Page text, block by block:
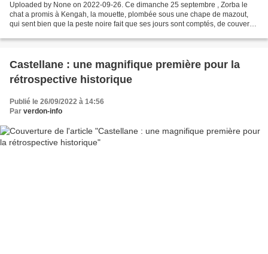
Uploaded by None on 2022-09-26. Ce dimanche 25 septembre , Zorba le
chat a promis à Kengah, la mouette, plombée sous une chape de mazout,
qui sent bien que la peste noire fait que ses jours sont comptés, de couver
Castellane : une magnifique première pour la
rétrospective historique
Publié le 26/09/2022 à 14:56
Par verdon-info